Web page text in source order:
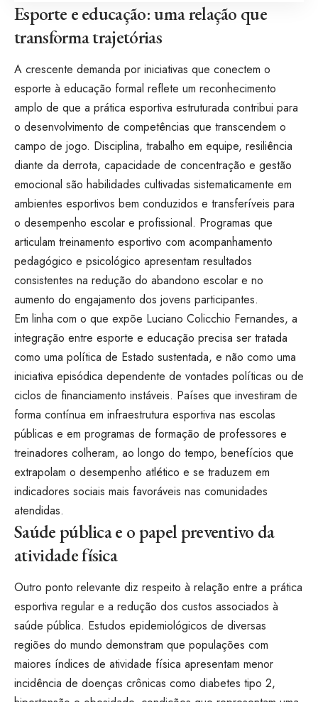
Esporte e educação: uma relação que
transforma trajetórias
A crescente demanda por iniciativas que conectem o
esporte à educação formal reflete um reconhecimento
amplo de que a prática esportiva estruturada contribui para
o desenvolvimento de competências que transcendem o
campo de jogo. Disciplina, trabalho em equipe, resiliência
diante da derrota, capacidade de concentração e gestão
emocional são habilidades cultivadas sistematicamente em
ambientes esportivos bem conduzidos e transferíveis para
o desempenho escolar e profissional. Programas que
articulam treinamento esportivo com acompanhamento
pedagógico e psicológico apresentam resultados
consistentes na redução do abandono escolar e no
aumento do engajamento dos jovens participantes.
Em linha com o que expõe Luciano Colicchio Fernandes, a
integração entre esporte e educação precisa ser tratada
como uma política de Estado sustentada, e não como uma
iniciativa episódica dependente de vontades políticas ou de
ciclos de financiamento instáveis. Países que investiram de
forma contínua em infraestrutura esportiva nas escolas
públicas e em programas de formação de professores e
treinadores colheram, ao longo do tempo, benefícios que
extrapolam o desempenho atlético e se traduzem em
indicadores sociais mais favoráveis nas comunidades
atendidas.
Saúde pública e o papel preventivo da
atividade física
Outro ponto relevante diz respeito à relação entre a prática
esportiva regular e a redução dos custos associados à
saúde pública. Estudos epidemiológicos de diversas
regiões do mundo demonstram que populações com
maiores índices de atividade física apresentam menor
incidência de doenças crônicas como diabetes tipo 2,